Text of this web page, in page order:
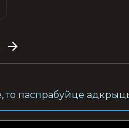
то паспрабуйце